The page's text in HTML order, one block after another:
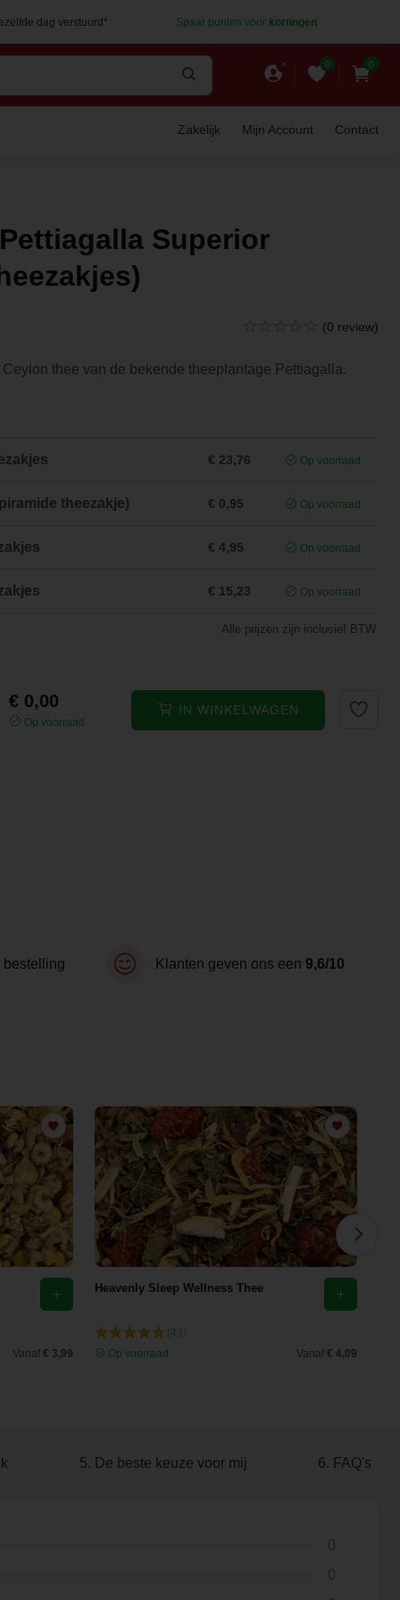
dag verstuurd* Spaar punten voor kortingen
0 0
Zakelijk Mijn Account Contact
Superior
(0 review)
thee van de bekende theeplantage Pettiagalla.
€ 23,76 Op voorraad
theezakje) € 0,95 Op voorraad
€ 4,95 Op voorraad
€ 15,23 Op voorraad
Alle prijzen zijn inclusief BTW.
€ 0,00
Op voorraad
IN WINKELWAGEN
bestelling Klanten geven ons een 9,6/10
Vanaf € 3,99
Heavenly Sleep Wellness Thee
Op voorraad
Vanaf € 4,09
5. De beste keuze voor mij 6. FAQ's